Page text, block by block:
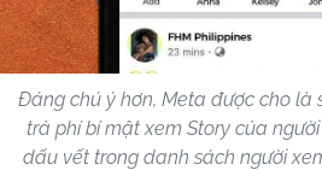
Đáng chú ý hơn, Meta được cho là
trả phí bí mật xem Story của
dấu vết trong danh sách người